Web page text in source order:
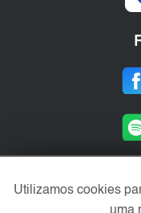
Área
Utilizamos cookies